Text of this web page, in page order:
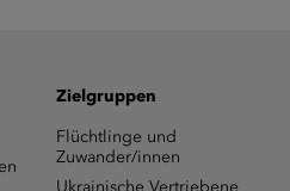
Zielgruppen
Flüchtlinge und
Zuwander/innen
Ukrainische Vertriebene